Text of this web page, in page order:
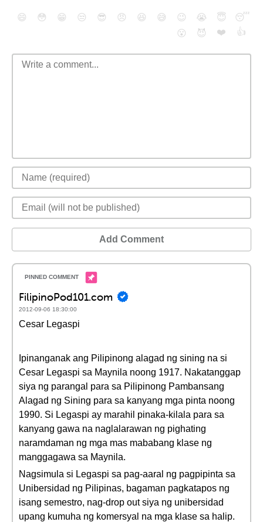
😄 😳 😁 😒 😎 😠 😆 😅 😉 😭 😇
😴
😮
😈 ❤️ 👍
Add Comment
FilipinoPod101.com
2012-09-06 18:30:00
Cesar Legaspi
Ipinanganak ang Pilipinong alagad ng sining na si
Cesar Legaspi sa Maynila noong 1917. Nakatanggap
siya ng parangal para sa Pilipinong Pambansang
Alagad ng Sining para sa kanyang mga pinta noong
1990. Si Legaspi ay marahil pinaka-kilala para sa
kanyang gawa na naglalarawan ng pighating
naramdaman ng mga mas mababang klase ng
manggagawa sa Maynila.
Nagsimula si Legaspi sa pag-aaral ng pagpipinta sa
Unibersidad ng Pilipinas, bagaman pagkatapos ng
isang semestro, nag-drop out siya ng unibersidad
upang kumuha ng komersyal na mga klase sa halip.